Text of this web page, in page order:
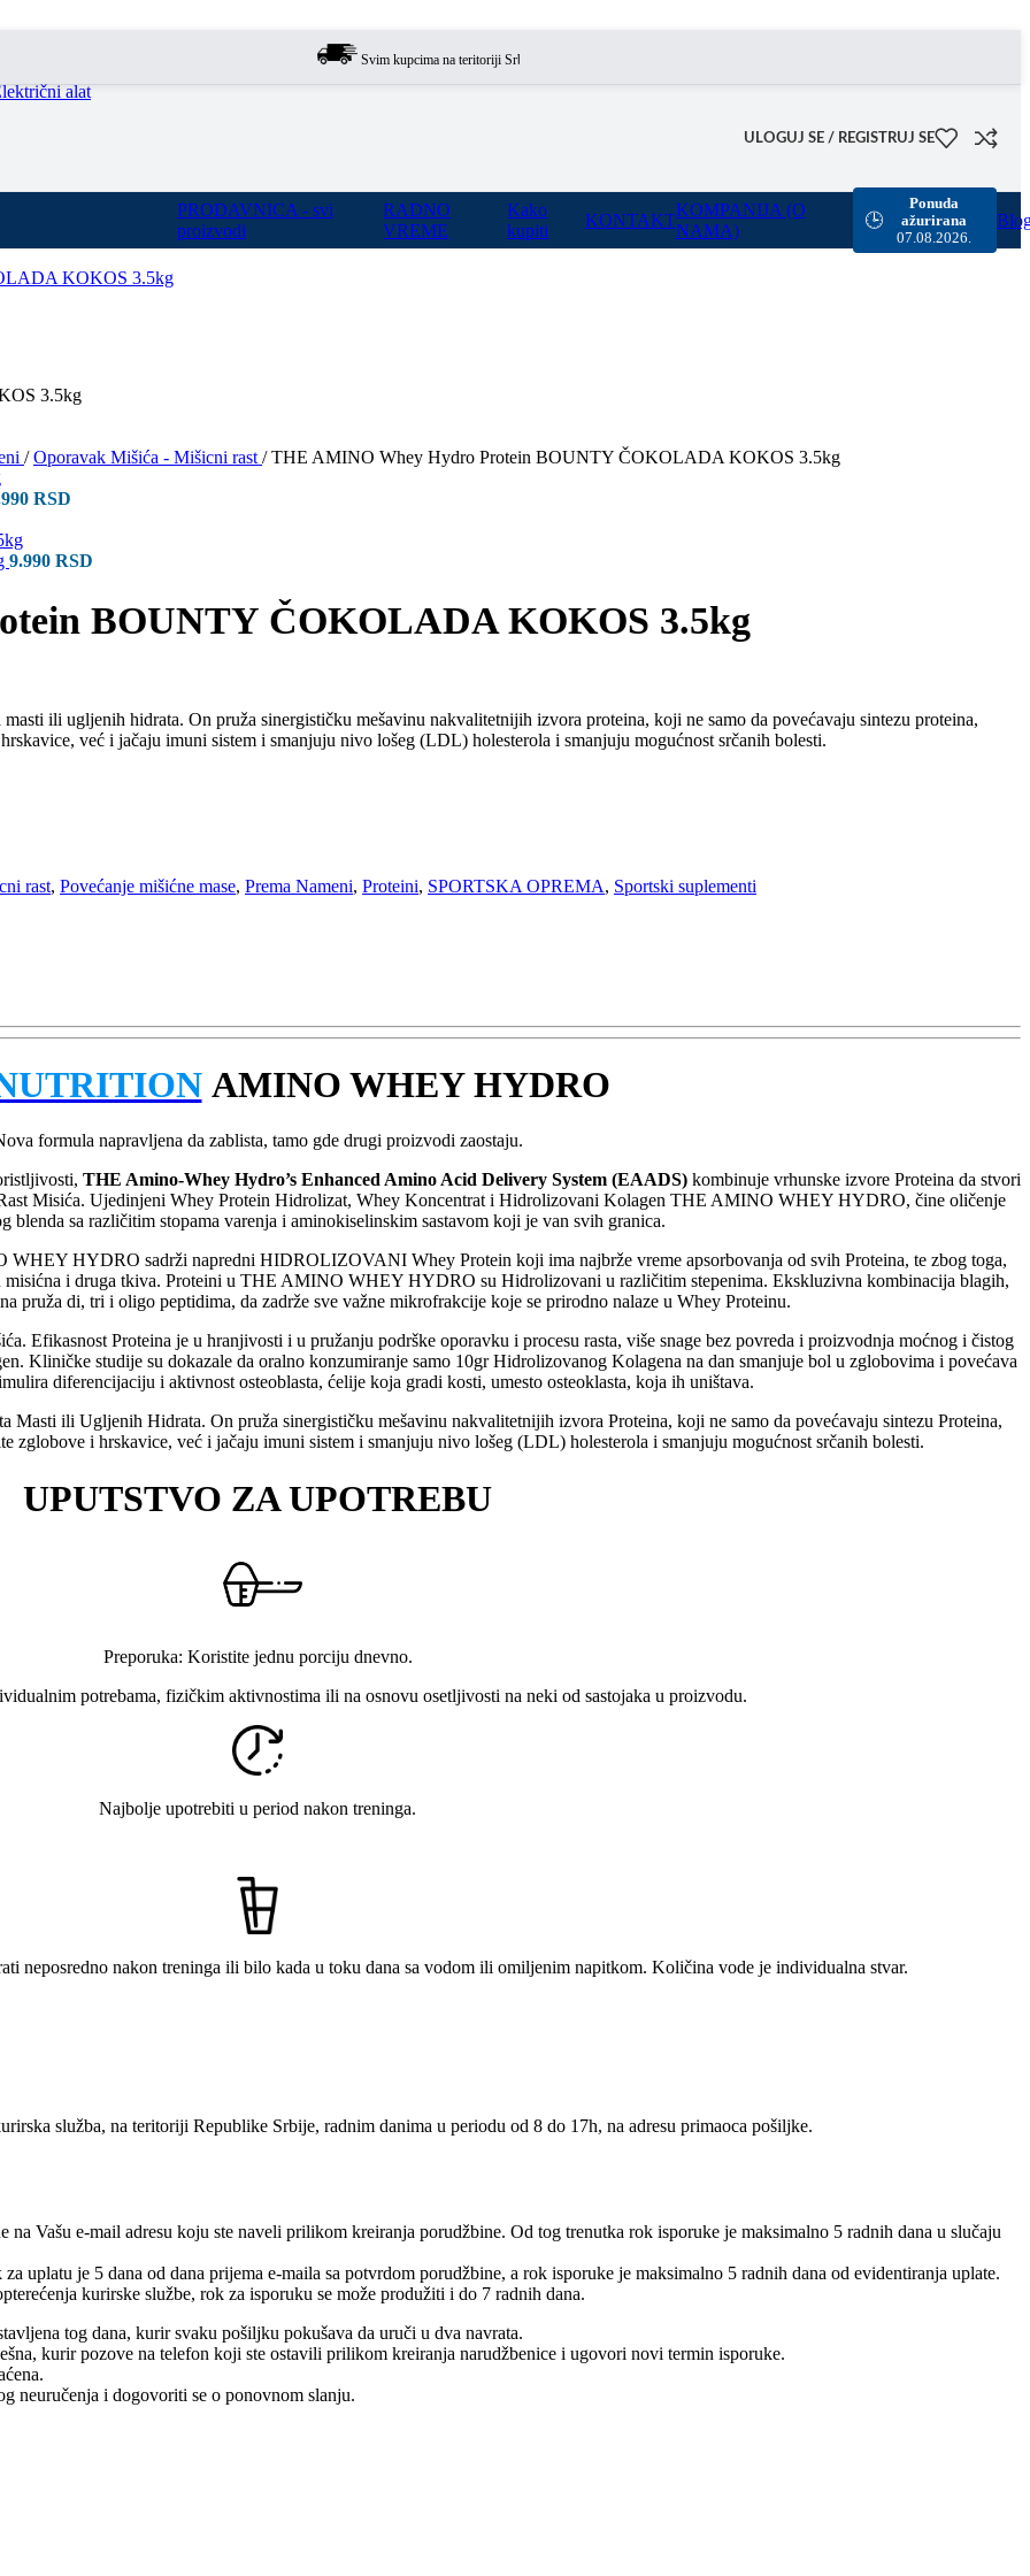
Svim kupcima na teritoriji Srbije omogućili smo besplatnu dostavu za sve porudžbine sa našeg sajta u vrednosti preko 8000 rsd.
ULOGUJ SE / REGISTRUJ SE
alat
PRODAVNICA - svi
proizvodi
RADNO
VREME
Kako
kupiti
KONTAKT
KOMPANIJA (O
NAMA)
🕒
Ponuda
ažurirana
07.08.2026.
/ Oporavak Mišića - Mišicni rast / THE AMINO Whey Hydro Protein BOUNTY ČOKOLADA KOKOS 3.5kg
RSD
9.990 RSD
BOUNTY ČOKOLADA KOKOS 3.5kg
ili ugljenih hidrata. On pruža sinergističku mešavinu nakvalitetnijih izvora proteina, koji ne samo da povećavaju sintezu proteina,
već i jačaju imuni sistem i smanjuju nivo lošeg (LDL) holesterola i smanjuju mogućnost srčanih bolesti.
rast, Povećanje mišićne mase, Prema Nameni, Proteini, SPORTSKA OPREMA, Sportski suplementi
AMINO WHEY HYDRO
formula napravljena da zablista, tamo gde drugi proizvodi zaostaju.
THE Amino-Whey Hydro’s Enhanced Amino Acid Delivery System (EAADS) kombinuje vrhunske izvore Proteina da stvori
Misića. Ujedinjeni Whey Protein Hidrolizat, Whey Koncentrat i Hidrolizovani Kolagen THE AMINO WHEY HYDRO, čine oličenje
blenda sa različitim stopama varenja i aminokiselinskim sastavom koji je van svih granica.
HYDRO sadrži napredni HIDROLIZOVANI Whey Protein koji ima najbrže vreme apsorbovanja od svih Proteina, te zbog toga,
i druga tkiva. Proteini u THE AMINO WHEY HYDRO su Hidrolizovani u različitim stepenima. Ekskluzivna kombinacija blagih,
pruža di, tri i oligo peptidima, da zadrže sve važne mikrofrakcije koje se prirodno nalaze u Whey Proteinu.
Efikasnost Proteina je u hranjivosti i u pružanju podrške oporavku i procesu rasta, više snage bez povreda i proizvodnja moćnog i čistog
Kliničke studije su dokazale da oralno konzumiranje samo 10gr Hidrolizovanog Kolagena na dan smanjuje bol u zglobovima i povećava
diferencijaciju i aktivnost osteoblasta, ćelije koja gradi kosti, umesto osteoklasta, koja ih uništava.
ili Ugljenih Hidrata. On pruža sinergističku mešavinu nakvalitetnijih izvora Proteina, koji ne samo da povećavaju sintezu Proteina,
zglobove i hrskavice, već i jačaju imuni sistem i smanjuju nivo lošeg (LDL) holesterola i smanjuju mogućnost srčanih bolesti.
UPUTSTVO ZA UPOTREBU
Preporuka: Koristite jednu porciju dnevno.
potrebama, fizičkim aktivnostima ili na osnovu osetljivosti na neki od sastojaka u proizvodu.
Najbolje upotrebiti u period nakon treninga.
neposredno nakon treninga ili bilo kada u toku dana sa vodom ili omiljenim napitkom. Količina vode je individualna stvar.
služba, na teritoriji Republike Srbije, radnim danima u periodu od 8 do 17h, na adresu primaoca pošiljke.
Vašu e-mail adresu koju ste naveli prilikom kreiranja porudžbine. Od tog trenutka rok isporuke je maksimalno 5 radnih dana u slučaju
uplatu je 5 dana od dana prijema e-maila sa potvrdom porudžbine, a rok isporuke je maksimalno 5 radnih dana od evidentiranja uplate.
kurirske službe, rok za isporuku se može produžiti i do 7 radnih dana.
tog dana, kurir svaku pošiljku pokušava da uruči u dva navrata.
kurir pozove na telefon koji ste ostavili prilikom kreiranja narudžbenice i ugovori novi termin isporuke.
neuručenja i dogovoriti se o ponovnom slanju.